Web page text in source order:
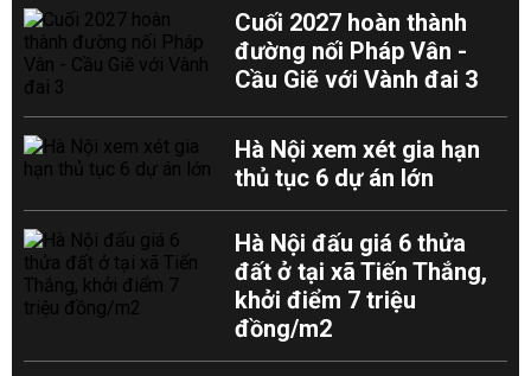
Cuối 2027 hoàn thành
đường nối Pháp Vân -
Cầu Giẽ với Vành đai 3
Hà Nội xem xét gia hạn
thủ tục 6 dự án lớn
Hà Nội đấu giá 6 thửa
đất ở tại xã Tiến Thắng,
khởi điểm 7 triệu
đồng/m2